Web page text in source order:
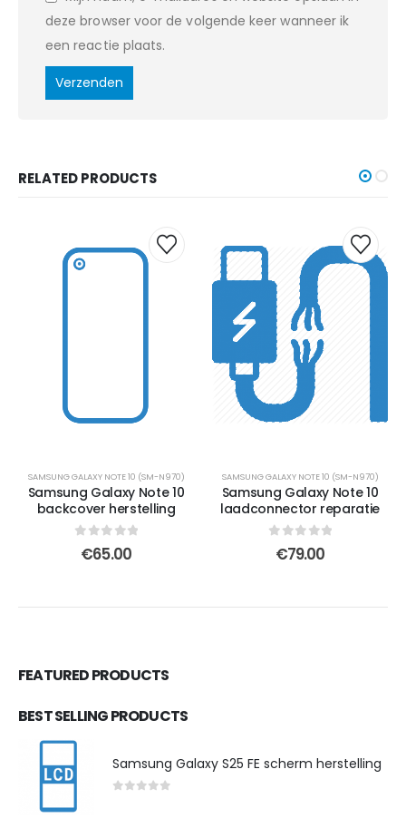
deze browser voor de volgende keer wanneer ik
een reactie plaats.
RELATED PRODUCTS
SAMSUNG GALAXY NOTE 10 (SM-N970)
Samsung Galaxy Note 10
backcover herstelling
out of 5
€65.00
SAMSUNG GALAXY NOTE 10 (SM-N970)
Samsung Galaxy Note 10
laadconnector reparatie
out of 5
€79.00
FEATURED PRODUCTS
BEST SELLING PRODUCTS
Samsung Galaxy S25 FE scherm herstelling